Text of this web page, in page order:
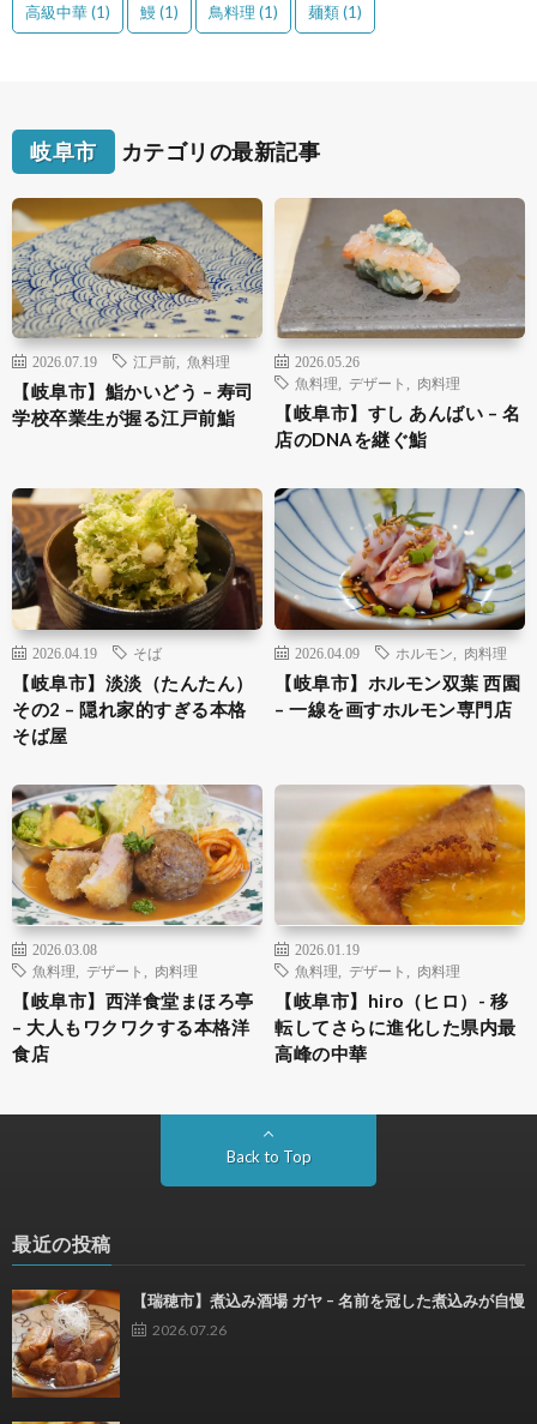
高級中華(1) 鰻(1) 鳥料理 (1) 麺類(1)
岐阜市 カテゴリの最新記事
2026.07.19 江戸前 魚料理
【岐阜市】鮨かいどう – 寿司
学校卒業生が握る江戸前鮨
2026.05.26
魚料理
デザート 肉料理
【岐阜市】すし あんばい – 名
店のDNAを継ぐ鮨
2026.04.19 そば
【岐阜市】淡淡（たんたん）
その2 – 隠れ家的すぎる本格
そば屋
2026.04.09 ホルモン 肉料理
【岐阜市】ホルモン双葉 西園
– 一線を画すホルモン専門店
2026.03.08
魚料理
デザート 肉料理
【岐阜市】西洋食堂まほろ亭
– 大人もワクワクする本格洋
食店
2026.01.19
魚料理
デザート 肉料理
【岐阜市】hiro（ヒロ）- 移
転してさらに進化した県内最
高峰の中華
Back to Top
最近の投稿
【瑞穂市】煮込み酒場 ガヤ – 名前を冠した煮込みが自慢
2026.07.26